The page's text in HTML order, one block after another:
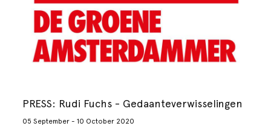
PRESS: Rudi Fuchs - Gedaanteverwisselingen
05 September - 10 October 2020